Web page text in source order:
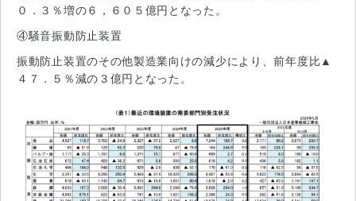
０．３％増の６，６０５億円となった。
④騒音振動防止装置
振動防止装置のその他製造業向けの減少により、前年度比▲
４７．５％減の３億円となった。